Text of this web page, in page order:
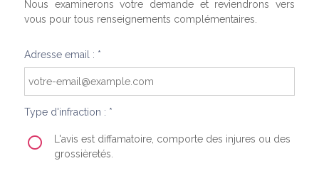
Nous examinerons votre demande et reviendrons vers
vous pour tous renseignements complémentaires.
Adresse email : *
Type d'infraction : *
L'avis est diffamatoire, comporte des injures ou des
grossièretés.